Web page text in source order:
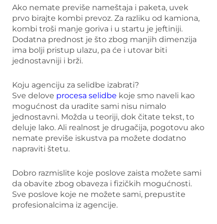
Ako nemate previše nameštaja i paketa, uvek
prvo birajte kombi prevoz. Za razliku od kamiona,
kombi troši manje goriva i u startu je jeftiniji.
Dodatna prednost je što zbog manjih dimenzija
ima bolji pristup ulazu, pa će i utovar biti
jednostavniji i brži.
Koju agenciju za selidbe izabrati?
Sve delove procesa selidbe koje smo naveli kao
mogućnost da uradite sami nisu nimalo
jednostavni. Možda u teoriji, dok čitate tekst, to
deluje lako. Ali realnost je drugačija, pogotovu ako
nemate previše iskustva pa možete dodatno
napraviti štetu.
Dobro razmislite koje poslove zaista možete sami
da obavite zbog obaveza i fizičkih mogućnosti.
Sve poslove koje ne možete sami, prepustite
profesionalcima iz agencije.